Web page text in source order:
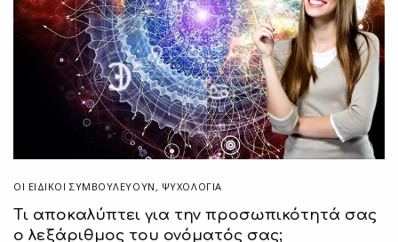
ΟΙ ΕΙΔΙΚΟΊ ΣΥΜΒΟΥΛΕΎΟΥΝ , ΨΥΧΟΛΟΓΙΑ
Τι αποκαλύπτει για την προσωπικότητά σας
ο λεξάριθμος του ονόματός σας;